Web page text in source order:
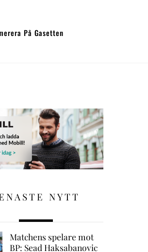
På Gasetten
NYTT
Matchens spelare mot
BP: Sead Haksabanovic